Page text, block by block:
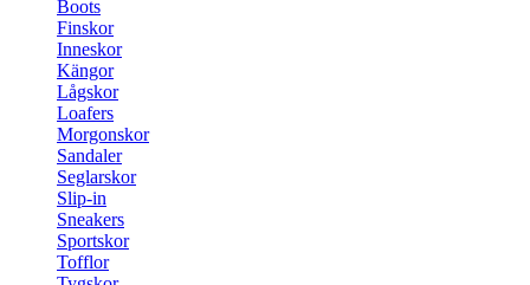
Boots
Finskor
Inneskor
Kängor
Lågskor
Loafers
Morgonskor
Sandaler
Seglarskor
Slip-in
Sneakers
Sportskor
Tofflor